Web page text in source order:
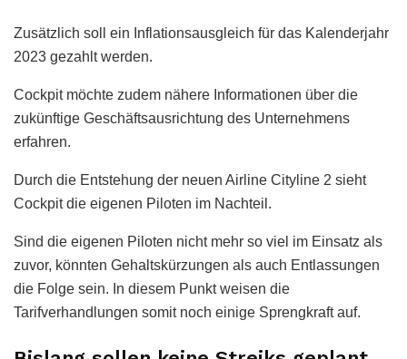
Zusätzlich soll ein Inflationsausgleich für das Kalenderjahr
2023 gezahlt werden.
Cockpit möchte zudem nähere Informationen über die
zukünftige Geschäftsausrichtung des Unternehmens
erfahren.
Durch die Entstehung der neuen Airline Cityline 2 sieht
Cockpit die eigenen Piloten im Nachteil.
Sind die eigenen Piloten nicht mehr so viel im Einsatz als
zuvor, könnten Gehaltskürzungen als auch Entlassungen
die Folge sein. In diesem Punkt weisen die
Tarifverhandlungen somit noch einige Sprengkraft auf.